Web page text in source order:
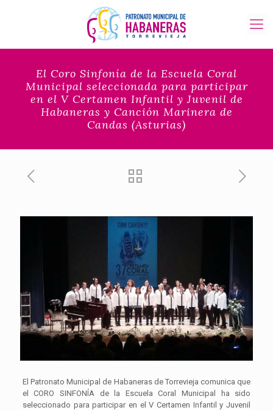
El Coro Sinfonía de la Escuela Coral
Municipal seleccionada para participar
en el V Certamen Infantil y Juvenil de
Habaneras y Canción Marinera de
Candas (Asturias)
El Patronato Municipal de Habaneras de Torrevieja comunica que
el CORO SINFONÍA de la Escuela Coral Municipal ha sido
seleccionado para participar en el V Certamen Infantil y Juvenil